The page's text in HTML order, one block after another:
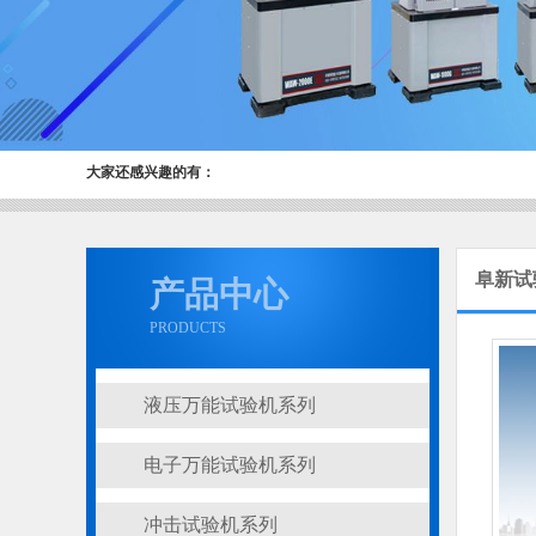
大家还感兴趣的有：
产品中心
PRODUCTS
液压万能试验机系列
电子万能试验机系列
冲击试验机系列
阜新